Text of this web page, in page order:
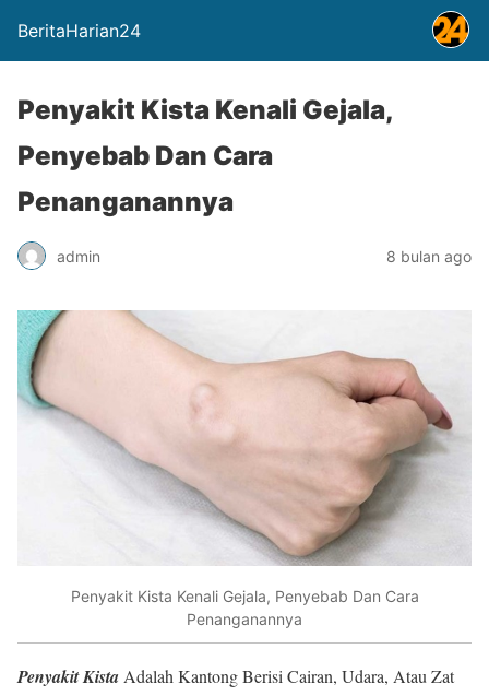
BeritaHarian24
Penyakit Kista Kenali Gejala,
Penyebab Dan Cara
Penanganannya
admin 8 bulan ago
Penyakit Kista Kenali Gejala, Penyebab Dan Cara
Penanganannya
Penyakit Kista Adalah Kantong Berisi Cairan, Udara, Atau Zat